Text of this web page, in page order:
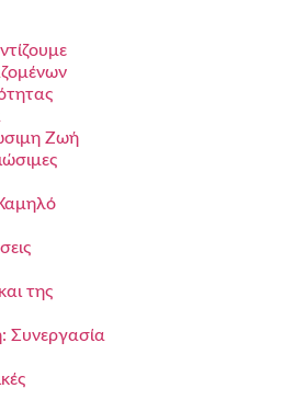
Ζωή
της
Συνεργασία